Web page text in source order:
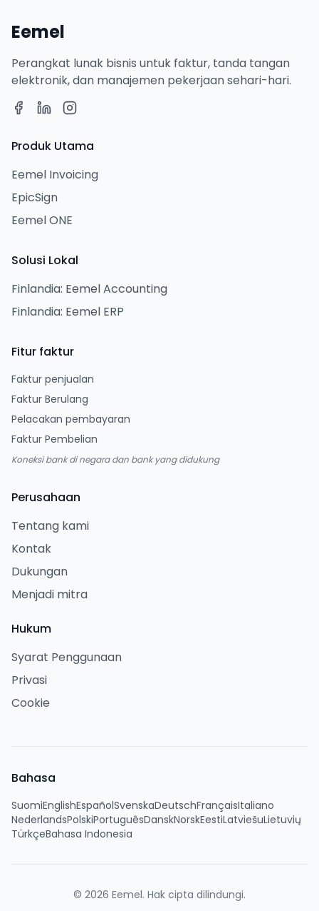
Eemel
Perangkat lunak bisnis untuk faktur, tanda tangan
elektronik, dan manajemen pekerjaan sehari-hari.
Produk Utama
Eemel Invoicing
EpicSign
Eemel ONE
Solusi Lokal
Finlandia: Eemel Accounting
Finlandia: Eemel ERP
Fitur faktur
Faktur penjualan
Faktur Berulang
Pelacakan pembayaran
Faktur Pembelian
Koneksi bank di negara dan bank yang didukung
Perusahaan
Tentang kami
Kontak
Dukungan
Menjadi mitra
Hukum
Syarat Penggunaan
Privasi
Cookie
Bahasa
SuomiEnglishEspañolSvenskaDeutschFrançaisItaliano
NederlandsPolskiPortuguêsDanskNorskEestiLatviešuLietuvių
TürkçeBahasa Indonesia
© 2026 Eemel. Hak cipta dilindungi.